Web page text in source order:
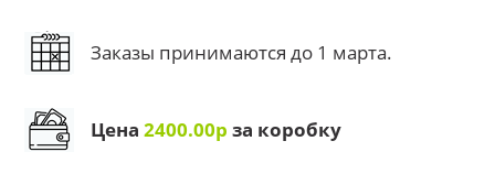
Заказы принимаются до 1 марта.
Цена2400.00р за коробку